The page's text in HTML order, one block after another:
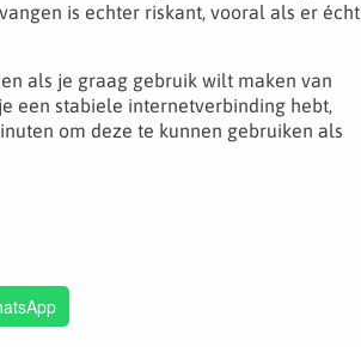
is echter riskant, vooral als er écht
als je graag gebruik wilt maken van
een stabiele internetverbinding hebt,
om deze te kunnen gebruiken als